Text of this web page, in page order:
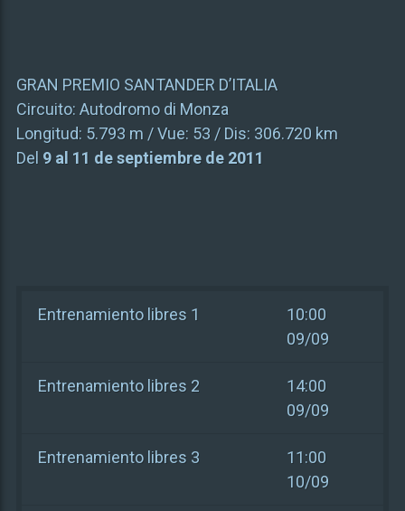
GRAN PREMIO SANTANDER D’ITALIA
Circuito: Autodromo di Monza
Longitud: 5.793 m / Vue: 53 / Dis: 306.720 km
Del 9 al 11 de septiembre de 2011
Entrenamiento libres 1
10:00
09/09
Entrenamiento libres 2
14:00
09/09
Entrenamiento libres 3
11:00
10/09